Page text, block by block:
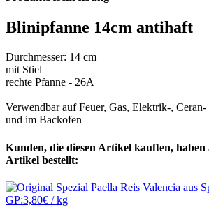
Blinipfanne 14cm antihaft
Durchmesser: 14 cm
mit Stiel
rechte Pfanne - 26A
Verwendbar auf Feuer, Gas, Elektrik-,
und im Backofen
Kunden, die diesen Artikel kauften, haben
Artikel bestellt: